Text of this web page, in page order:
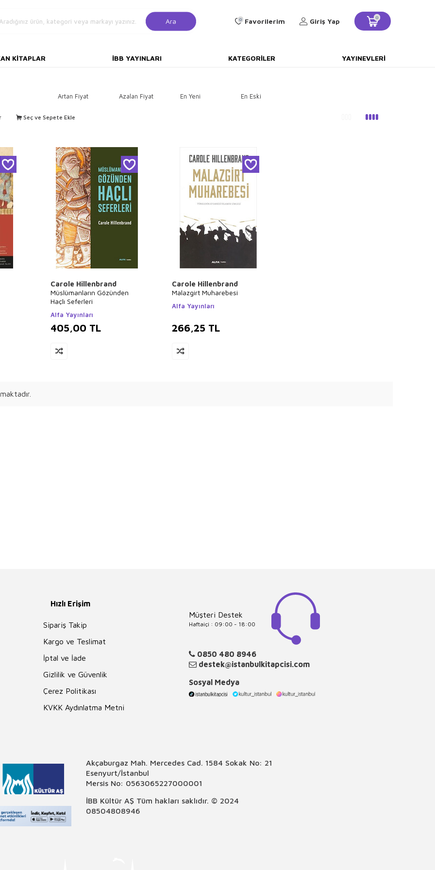
Ara 0 Favorilerim Giriş Yap 0
KITAPLAR İBB YAYINLARI KATEGORILER YAYINEVLERI
Artan Fiyat Azalan Fiyat En Yeni En Eski
Seç ve Sepete Ekle
Carole Hillenbrand
Müslümanların Gözünden
Haçlı Seferleri
Alfa Yayınları
405,00 TL
Carole Hillenbrand
Malazgirt Muharebesi
Alfa Yayınları
266,25 TL
Hızlı Erişim
Sipariş Takip
Kargo ve Teslimat
İptal ve İade
Gizlilik ve Güvenlik
Çerez Politikası
KVKK Aydınlatma Metni
Müşteri Destek
Haftaiçi : 09:00 - 18:00
0850 480 8946
destek@istanbulkitapcisi.com
Sosyal Medya
Akçaburgaz Mah. Mercedes Cad. 1584 Sokak No: 21
Esenyurt/İstanbul
Mersis No: 0563065227000001
İBB Kültür AŞ Tüm hakları saklıdır. © 2024
08504808946